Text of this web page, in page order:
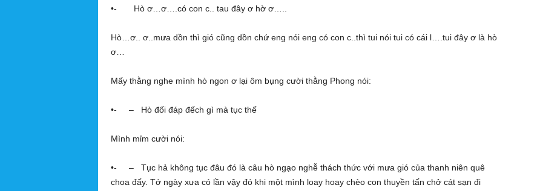
•- Hò ơ…ơ….có con c.. tau đây ơ hờ ơ…..
Hò…ơ.. ơ..mưa dồn thì gió cũng dồn chứ eng nói eng có con c..thì tui nói tui có cái l….tui đây ơ là hò
ơ…
Mấy thằng nghe mình hò ngon ơ lại ôm bụng cười thằng Phong nói:
•- – Hò đối đáp đếch gì mà tục thế
Mình mỉm cười nói:
•- – Tục hả không tục đâu đó là câu hò ngạo nghễ thách thức với mưa gió của thanh niên quê
choa đấy. Tớ ngày xưa có lần vậy đó khi một mình loay hoay chèo con thuyền tấn chở cát sạn đi